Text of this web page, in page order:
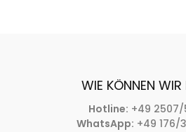
WIE KÖNNEN WIR
Hotline: +49 2507/
WhatsApp: +49 176/